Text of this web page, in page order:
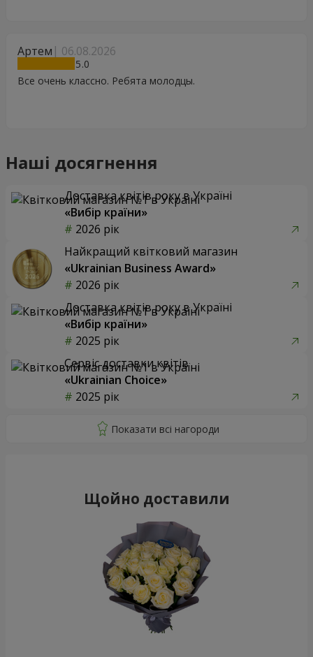
Артем 06.08.2026
5
Все очень классно. Ребята молодцы.
Наші досягнення
Доставка квітів року в Україні
«Вибір країни»
2026 рік
Найкращий квітковий магазин
«Ukrainian Business Award»
2026 рік
Доставка квітів року в Україні
«Вибір країни»
2025 рік
Сервіс доставки квітів
«Ukrainian Choice»
2025 рік
Щойно доставили